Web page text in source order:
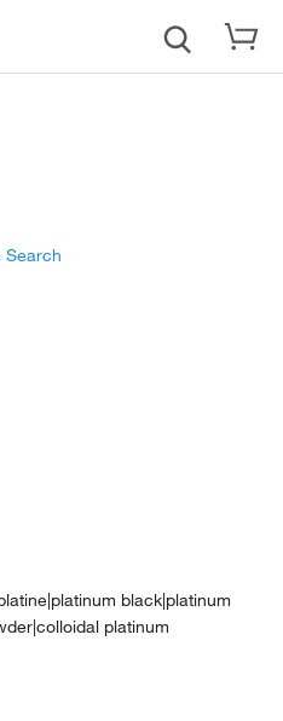
Search
black|platinum
platinum